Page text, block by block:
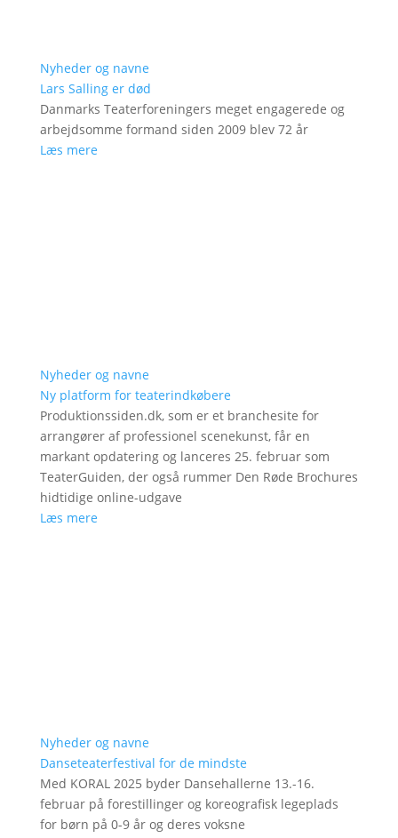
Nyheder og navne
Lars Salling er død
Danmarks Teaterforeningers meget engagerede og
arbejdsomme formand siden 2009 blev 72 år
Læs mere
Nyheder og navne
Ny platform for teaterindkøbere
Produktionssiden.dk, som er et branchesite for
arrangører af professionel scenekunst, får en
markant opdatering og lanceres 25. februar som
TeaterGuiden, der også rummer Den Røde Brochures
hidtidige online-udgave
Læs mere
Nyheder og navne
Danseteaterfestival for de mindste
Med KORAL 2025 byder Dansehallerne 13.-16.
februar på forestillinger og koreografisk legeplads
for børn på 0-9 år og deres voksne